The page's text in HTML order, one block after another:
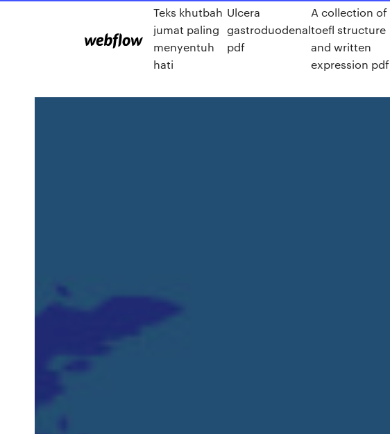
Teks khutbah
jumat paling
menyentuh
hati
Ulcera
gastroduodenal
pdf
A collection of
toefl structure
and written
expression pdf